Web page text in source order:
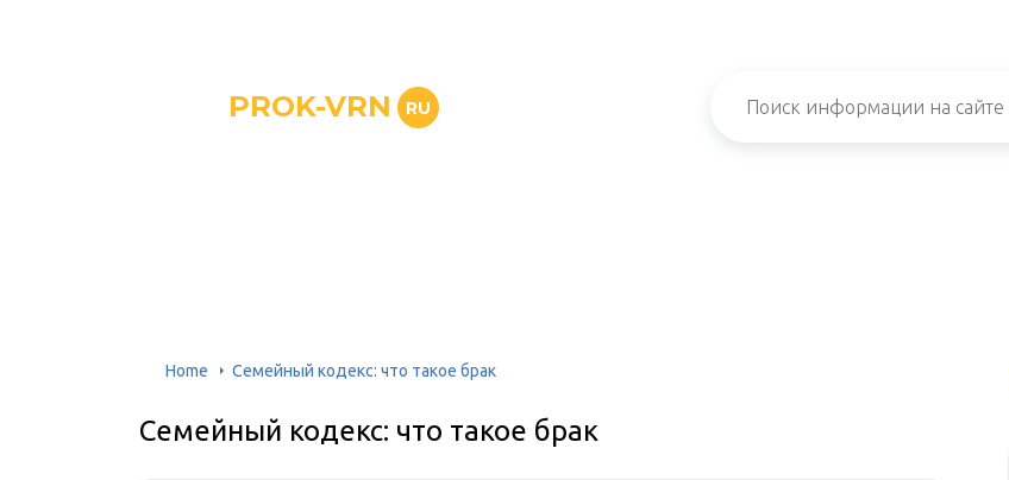
PROK-VRN RU
Home Семейный кодекс: что такое брак
Семейный кодекс: что такое брак